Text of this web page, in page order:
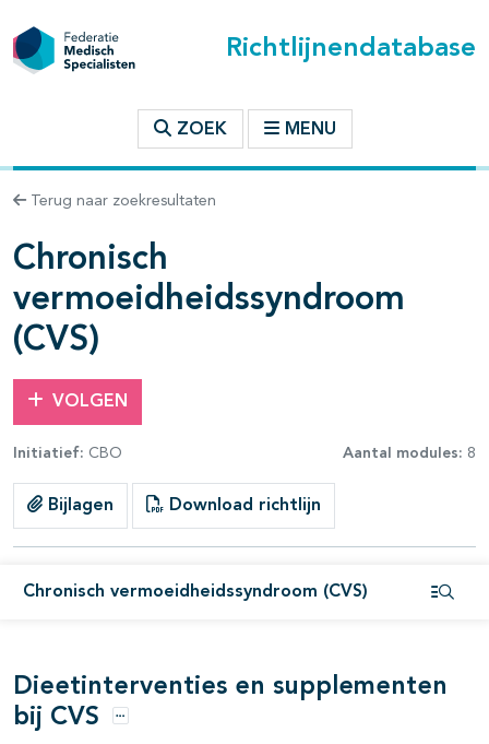
Richtlijnendatabase
ZOEK MENU
Terug naar zoekresultaten
Chronisch
vermoeidheidssyndroom
(CVS)
VOLGEN
Initiatief: CBO Aantal modules: 8
Bijlagen Download richtlijn
Chronisch vermoeidheidssyndroom (CVS)
binnen deze richtlijn
Dieetinterventies en supplementen
bij CVS
Opties